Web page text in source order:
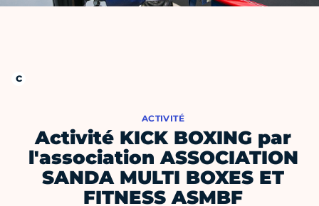
ACTIVITÉ
Activité KICK BOXING par
l'association ASSOCIATION
SANDA MULTI BOXES ET
FITNESS ASMBF